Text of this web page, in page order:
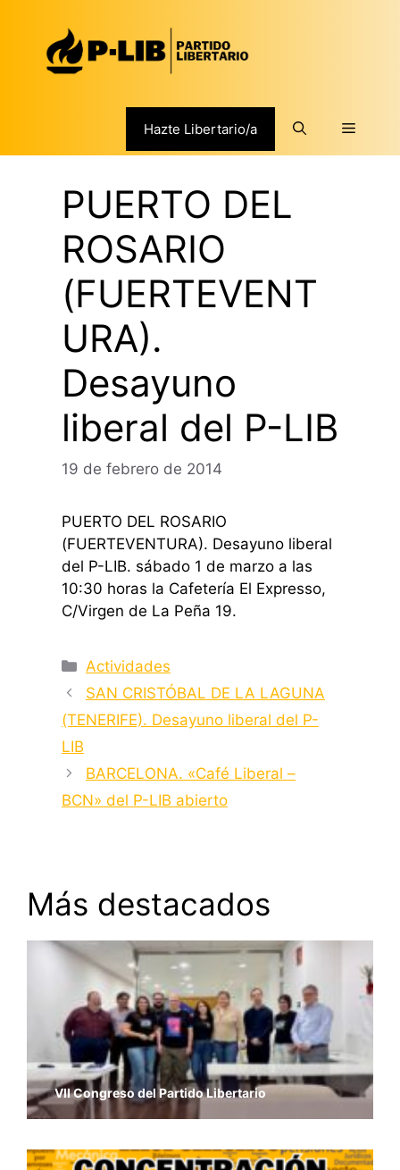
contenido
Hazte Libertario/a Menú
PUERTO DEL
ROSARIO
(FUERTEVENT
URA).
Desayuno
liberal del P-LIB
19 de febrero de 2014
PUERTO DEL ROSARIO
(FUERTEVENTURA). Desayuno liberal
del P-LIB. sábado 1 de marzo a las
10:30 horas la Cafetería El Expresso,
C/Virgen de La Peña 19.
Categorías
Actividades
SAN CRISTÓBAL DE LA LAGUNA
(TENERIFE). Desayuno liberal del P-
LIB
BARCELONA. «Café Liberal –
BCN» del P-LIB abierto
Más destacados
VII Congreso del Partido Libertario